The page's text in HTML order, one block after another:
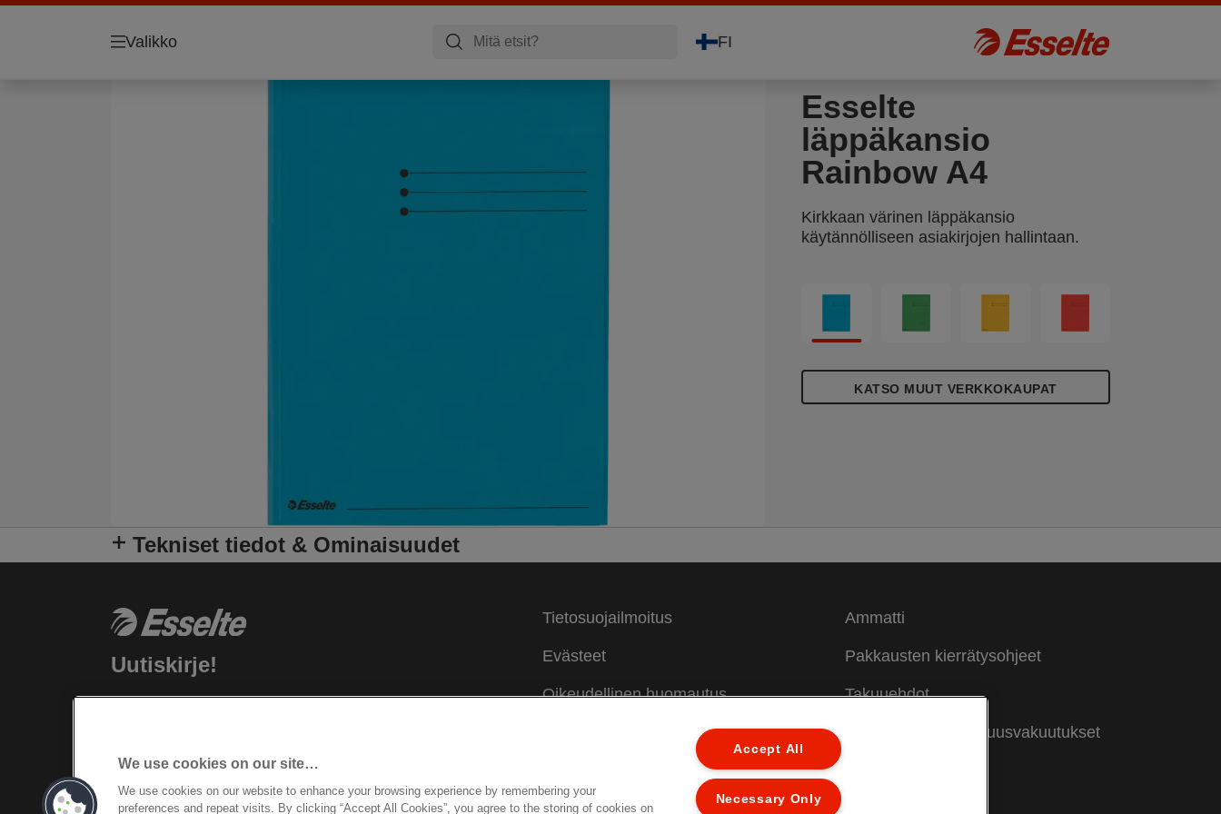
Valikko FI
Esselte
läppäkansio
Rainbow A4
Kirkkaan värinen läppäkansio
käytännölliseen asiakirjojen hallintaan.
KATSO MUUT VERKKOKAUPAT
Tekniset tiedot & Ominaisuudet
Uutiskirje!
Pysy ajantasalla Esselte tapahtumista,
REKISTERÖIDY NYT
Tietosuojailmoitus
Evästeet
Oikeudellinen huomautus
Asiakastuki
Ammatti
Pakkausten kierrätysohjeet
Takuuehdot
Vaatimustenmukaisuusvakuutukset
We use cookies on our site…
We use cookies on our website to enhance your browsing experience by remembering your
preferences and repeat visits. By clicking “Accept All Cookies”, you agree to the storing of cookies on
Accept All
Necessary Only